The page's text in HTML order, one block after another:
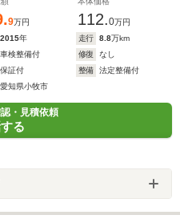
9万円 112.0万円
2015年 走行 8.8万km
車検整備付 修復
なし
保証付 整備
法定整備付
愛知県小牧市
・見積依頼
る